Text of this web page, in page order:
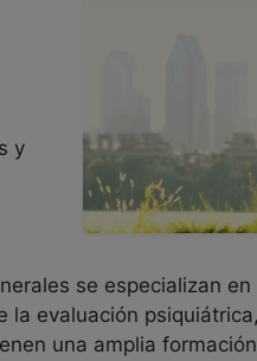
y
se especializan
evaluación
una amplia